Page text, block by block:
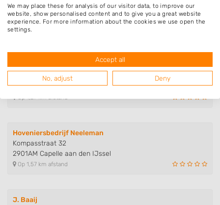
Van der Hoopstraat 32
2921LR Krimpen aan den IJssel
Op 1,09 km afstand
Raymi Hoveniers
2931SJ Krimpen aan de Lek
Hoveniersbedrijf Neeleman
Kompasstraat 32
2901AM Capelle aan den IJssel
Op 1,57 km afstand
J. Baaij
We may place these for analysis of our visitor data, to improve our
website, show personalised content and to give you a great website
experience. For more information about the cookies we use open the
settings.
Accept all
No, adjust Deny